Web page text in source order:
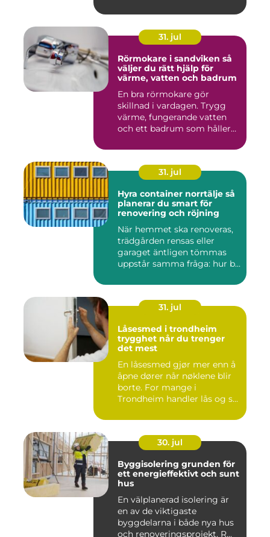
31. jul
Rörmokare i sandviken så
väljer du rätt hjälp för
värme, vatten och badrum
En bra rörmokare gör
skillnad i vardagen. Trygg
värme, fungerande vatten
och ett badrum som håller
31. jul
Hyra container norrtälje så
planerar du smart för
renovering och röjning
När hemmet ska renoveras,
trädgården rensas eller
garaget äntligen tömmas
uppstår samma fråga: hur b...
31. jul
Låsesmed i trondheim
trygghet når du trenger
det mest
En låsesmed gjør mer enn å
åpne dører når nøklene blir
borte. For mange i
Trondheim handler lås og s...
30. jul
Byggisolering grunden för
ett energieffektivt och sunt
hus
En välplanerad isolering är
en av de viktigaste
byggdelarna i både nya hus
och renoveringsprojekt. R...